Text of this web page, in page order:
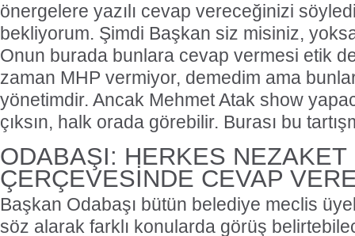
önergelere yazılı cevap vereceğinizi
bekliyorum. Şimdi Başkan siz misiniz,
Onun burada bunlara cevap vermesi etik
zaman MHP vermiyor, demedim ama
yönetimdir. Ancak Mehmet Atak show
çıksın, halk orada görebilir. Burası bu
ODABAŞI: HERKES NEZAKET
ÇERÇEVESİNDE CEVAP
Başkan Odabaşı bütün belediye meclis
söz alarak farklı konularda görüş